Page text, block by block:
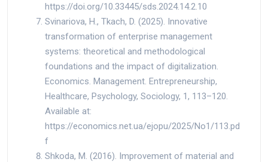
https://doi.org/10.33445/sds.2024.14.2.10
Svinariova, H., Tkach, D. (2025). Innovative
transformation of enterprise management
systems: theoretical and methodological
foundations and the impact of digitalization.
Economics. Management. Entrepreneurship,
Healthcare, Psychology, Sociology, 1, 113–120.
Available at:
https://economics.net.ua/ejopu/2025/No1/113.pd
f
Shkoda, M. (2016). Improvement of material and